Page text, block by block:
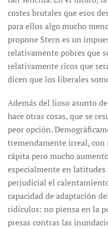
costes brutales que esos
para ellos algo mucho
propone Stern es un
relativamente pobres que
relativamente ricos que
dicen que los liberales
Además del lioso asunto
hace otras cosas, que se
peor opción.
tremendamente irreal,
cápita pero mucho
especialmente en latitudes
perjudicial el
capacidad de adaptación
ridículos: no piensa en la
presas contras las